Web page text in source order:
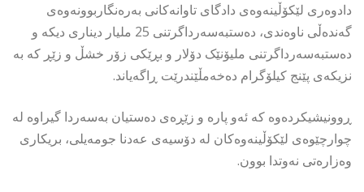
دادوەری لێکۆڵینەوەی دادگای تاوانەکانی بەرەنگاربوونەوەی
گەندەڵی ناوەندی، دەستبەسەرداگرتنی 25 ملیار دیناری دیکە و
دەستبەسەرداگرتنی ملیۆنێک دۆلار و بڕێکی زۆر خشڵ و زێڕ کە بە
نزیکەی پێنج کیلۆگرام دەخەمڵێندرێت ڕاگەیاند.
ڕوونیشیکردەوە کە ئەو پارە و زێڕەی دەستیان بەسەردا گیراوە لە
چوارچێوەی لێکۆڵینەوەکان لە دۆسیەی عەدنا جومەیلی، بریکاری
وەزارەتی نەوتدا بوون.